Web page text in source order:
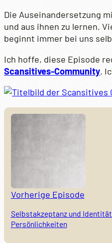
Die Auseinandersetzung
und aus ihnen zu lernen.
beginnt immer bei uns
Ich hoffe, diese Episode
Scansitives-Community.
Vorherige Episode
Selbstakzeptanz und
Persönlichkeiten